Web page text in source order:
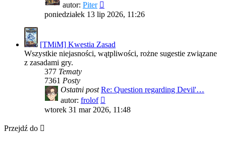
autor: Piter
najnowszy
poniedziałek 13 lip 2026, 11:26
[TMiM] Kwestia Zasad
Wszystkie niejasności, wątpliwości, rożne sugestie związane
z zasadami gry.
377 Tematy
7361 Posty
Ostatni post Re: Question regarding Devil'…
autor: frolof
najnowszy
post
wtorek 31 mar 2026, 11:48
Przejdź do